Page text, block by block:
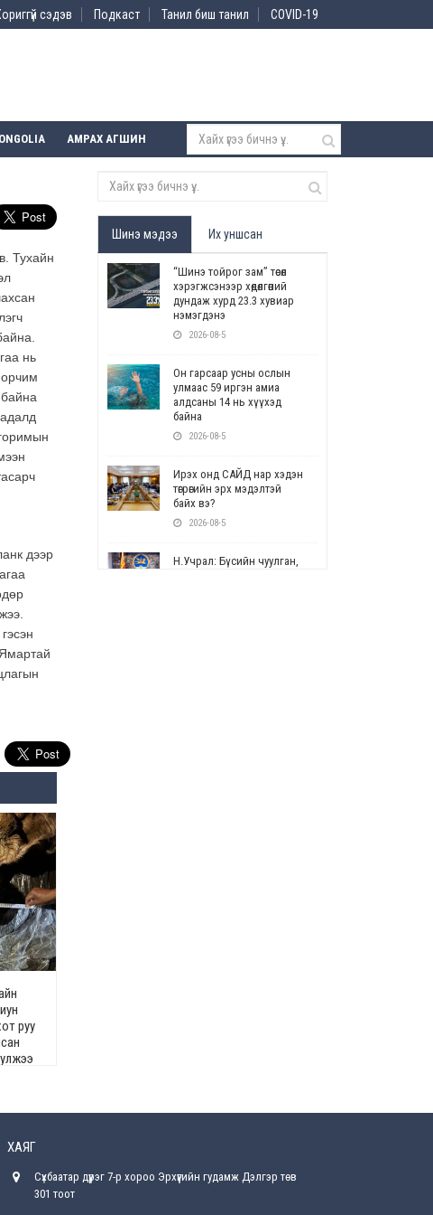
сэдэв Подкаст Танил биш танил COVID-19
АМРАХ АГШИН
Тухайн
нь
дээр
руу
Шинэ мэдээ Их уншсан
“Шинэ тойрог зам” төсөл
хэрэгжсэнээр хөдөлгөөний
дундаж хурд 23.3 хувиар
нэмэгдэнэ
2026-08-5
Он гарсаар усны ослын
улмаас 59 иргэн амиа
алдсаны 14 нь хүүхэд
байна
2026-08-5
Ирэх онд САЙД нар хэдэн
төгрөгийн эрх мэдэлтэй
байх вэ?
2026-08-5
Н.Учрал: Бүсийн чуулган,
өвөлжилтийн бэлтгэл,
ХАЯГ
Сүхбаатар дүүрэг 7-р хороо Эрхүүгийн гудамж Дэлгэр төв
301 тоот